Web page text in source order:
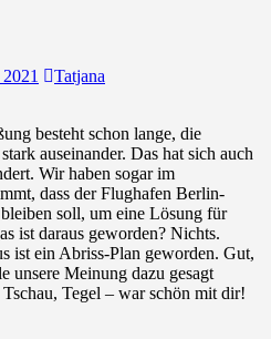
Tatjana
besteht schon lange, die
auseinander. Das hat sich auch
Wir haben sogar im
dass der Flughafen Berlin-
soll, um eine Lösung für
ist daraus geworden? Nichts.
ist ein Abriss-Plan geworden. Gut,
unsere Meinung dazu gesagt
Tegel – war schön mit dir!